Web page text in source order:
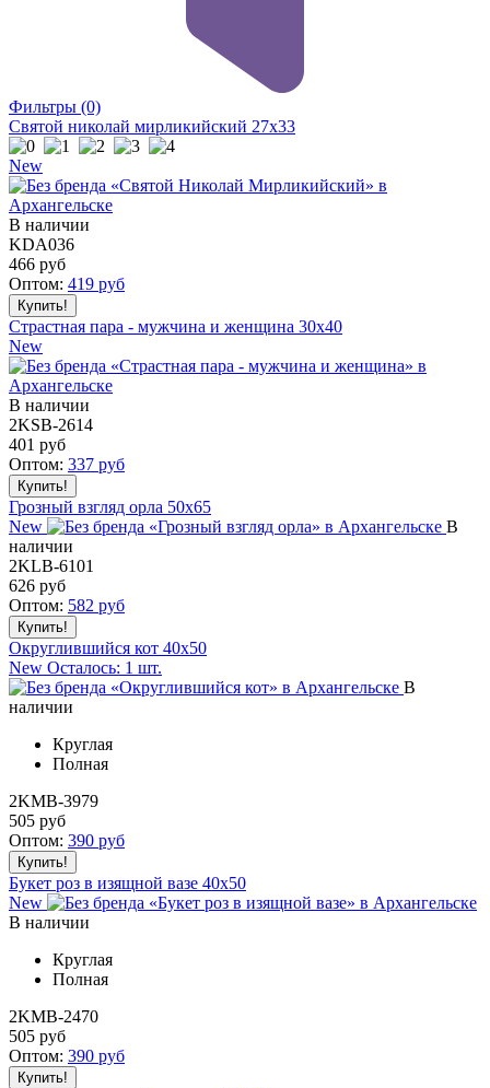
Фильтры (0)
Святой николай мирликийский 27x33
New
В наличии
KDA036
466 руб
Оптом: 419 руб
Страстная пара - мужчина и женщина 30x40
New
В наличии
2KSB-2614
401 руб
Оптом: 337 руб
Грозный взгляд орла 50x65
New
В
наличии
2KLB-6101
626 руб
Оптом: 582 руб
Округлившийся кот 40x50
New Осталось: 1 шт.
В
наличии
Круглая
Полная
2KMB-3979
505 руб
Оптом: 390 руб
Букет роз в изящной вазе 40x50
New
В наличии
Круглая
Полная
2KMB-2470
505 руб
Оптом: 390 руб